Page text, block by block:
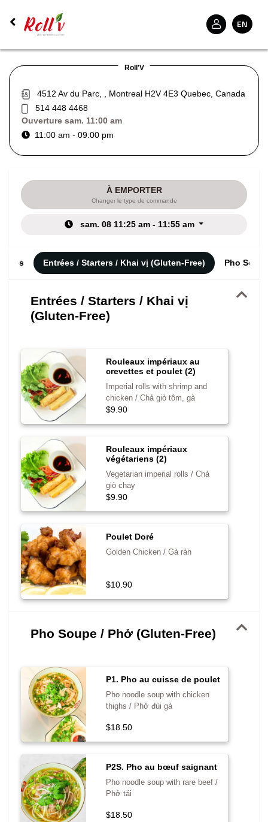
EN
Roll'V
4512 Av du Parc, , Montreal H2V 4E3 Quebec, Canada
514 448 4468
Ouverture sam. 11:00 am
11:00 am - 09:00 pm
À EMPORTER
Changer le type de commande
sam. 08 11:25 am - 11:55 am
Entrées / Starters / Khai vị (Gluten-Free) Pho
Entrées / Starters / Khai vị
(Gluten-Free)
Rouleaux impériaux au
crevettes et poulet (2)
Imperial rolls with shrimp and
chicken / Chả giò tôm, gà
$9.90
Rouleaux impériaux
végétariens (2)
Vegetarian imperial rolls / Chả
giò chay
$9.90
Poulet Doré
Golden Chicken / Gà rán
$10.90
Pho Soupe / Phở (Gluten-Free)
P1. Pho au cuisse de poulet
Pho noodle soup with chicken
thighs / Phở đùi gà
$18.50
P2S. Pho au bœuf saignant
Pho noodle soup with rare beef /
Phở tái
$18.50